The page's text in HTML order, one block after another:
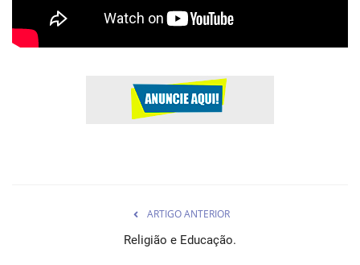
Notícias
ARTIGO ANTERIOR
Religião e Educação.